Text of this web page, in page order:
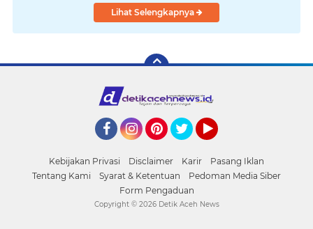
Lihat Selengkapnya
Kebijakan Privasi Disclaimer Karir
Pasang Iklan
Tentang Kami
Syarat & Ketentuan
Pedoman Media Siber
Form Pengaduan
Copyright © 2026 Detik Aceh News